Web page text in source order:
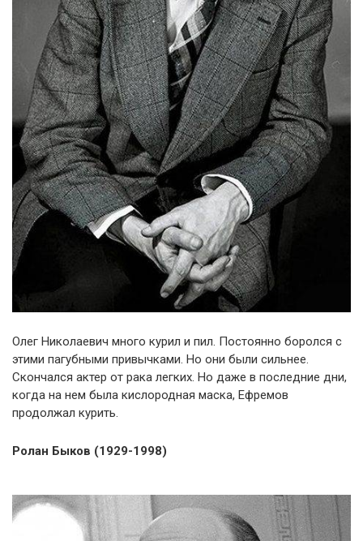
Олег Николаевич много курил и пил. Постоянно боролся с
этими пагубными привычками. Но они были сильнее.
Скончался актер от рака легких. Но даже в последние дни,
когда на нем была кислородная маска, Ефремов
продолжал курить.
Ролан Быков (1929-1998)